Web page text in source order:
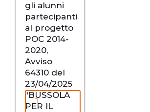
gli alunni
partecipanti
al progetto
POC 2014-
2020,
Avviso
64310 del
23/04/2025
“BUSSOLA
PER IL